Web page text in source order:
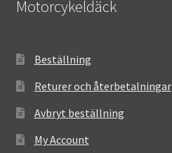
Motorcykeldäck
Beställning
Returer och återbetalningar
Avbryt beställning
My Account